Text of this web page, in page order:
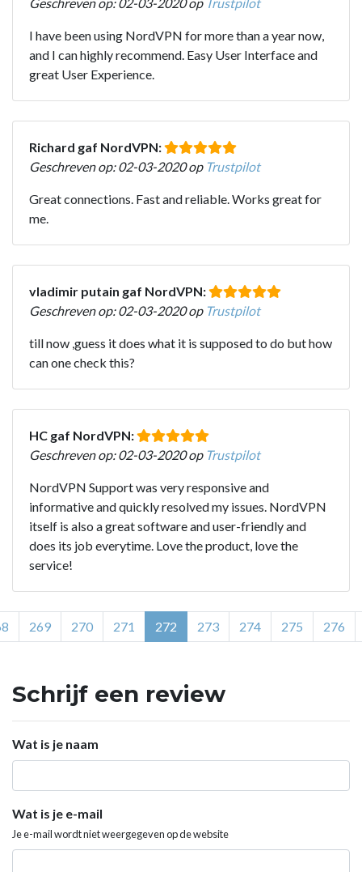
I have been using NordVPN for more than a year now,
and I can highly recommend. Easy User Interface and
great User Experience.
Richard gaf NordVPN:
Geschreven op: 02-03-2020 op Trustpilot
Great connections. Fast and reliable. Works great for
me.
vladimir putain gaf NordVPN:
Geschreven op: 02-03-2020 op Trustpilot
till now ,guess it does what it is supposed to do but how
can one check this?
HC gaf NordVPN:
Geschreven op: 02-03-2020 op Trustpilot
NordVPN Support was very responsive and
informative and quickly resolved my issues. NordVPN
itself is also a great software and user-friendly and
does its job everytime. Love the product, love the
service!
269 270 271 272 273 274 275 276
Schrijf een review
Wat is je naam
Wat is je e-mail
Je e-mail wordt niet weergegeven op de website